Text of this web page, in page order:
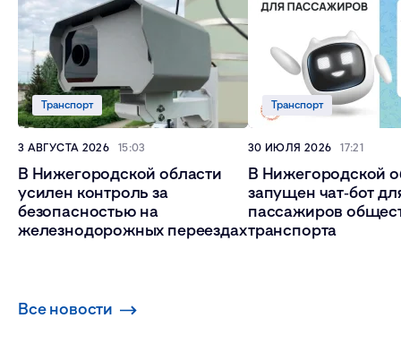
В Нижегородской области
усилен контроль за
безопасностью на
железнодорожных переездах
Транспорт
3 АВГУСТА 2026 15:03
В Нижегородской
запущен чат‑бот
пассажиров
транспорта
Транспорт
30 ИЮЛЯ 2026 17:21
Все новости